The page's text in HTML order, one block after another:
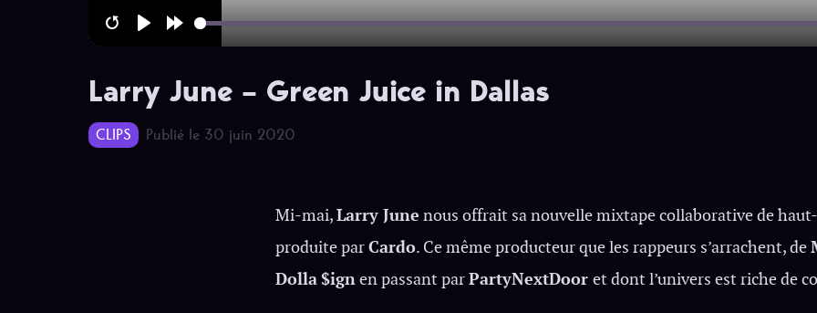
Forward
Larry June – Green Juice in Dallas
CLIPS Publié le 30 juin 2020
Mi-mai,Larry June nous offrait sa nouvelle mixtape collaborative de
produite parCardo. Ce même producteur que les rappeurs s’arrachent, de
Dolla $ignen passant parPartyNextDoor et dont l’univers est riche de